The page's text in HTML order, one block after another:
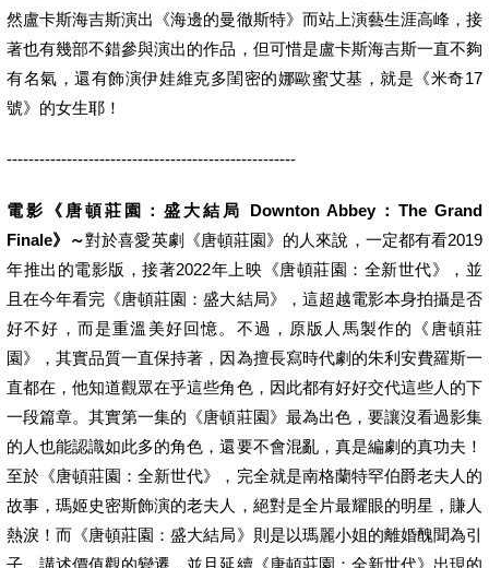
然盧卡斯海吉斯演出《海邊的曼徹斯特》而站上演藝生涯高峰，接
著也有幾部不錯參與演出的作品，但可惜是盧卡斯海吉斯一直不夠
有名氣，還有飾演伊娃維克多閨密的娜歐蜜艾基，就是《米奇17
號》的女生耶！
-----------------------------------------------------
電影《唐頓莊園：盛大結局 Downton Abbey：The Grand
Finale》～對於喜愛英劇《唐頓莊園》的人來說，一定都有看2019
年推出的電影版，接著2022年上映《唐頓莊園：全新世代》，並
且在今年看完《唐頓莊園：盛大結局》，這超越電影本身拍攝是否
好不好，而是重溫美好回憶。不過，原版人馬製作的《唐頓莊
園》，其實品質一直保持著，因為擅長寫時代劇的朱利安費羅斯一
直都在，他知道觀眾在乎這些角色，因此都有好好交代這些人的下
一段篇章。其實第一集的《唐頓莊園》最為出色，要讓沒看過影集
的人也能認識如此多的角色，還要不會混亂，真是編劇的真功夫！
至於《唐頓莊園：全新世代》，完全就是南格蘭特罕伯爵老夫人的
故事，瑪姬史密斯飾演的老夫人，絕對是全片最耀眼的明星，賺人
熱淚！而《唐頓莊園：盛大結局》則是以瑪麗小姐的離婚醜聞為引
子，講述價值觀的變遷，並且延續《唐頓莊園：全新世代》出現的